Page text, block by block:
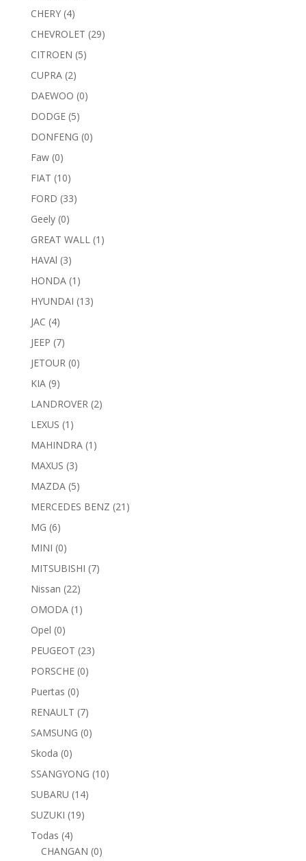
CHERY (4)
CHEVROLET (29)
CITROEN (5)
CUPRA (2)
DAEWOO (0)
DODGE (5)
DONFENG (0)
Faw (0)
FIAT (10)
FORD (33)
Geely (0)
GREAT WALL (1)
HAVAl (3)
HONDA (1)
HYUNDAI (13)
JAC (4)
JEEP (7)
JETOUR (0)
KIA (9)
LANDROVER (2)
LEXUS (1)
MAHINDRA (1)
MAXUS (3)
MAZDA (5)
MERCEDES BENZ (21)
MG (6)
MINI (0)
MITSUBISHI (7)
Nissan (22)
OMODA (1)
Opel (0)
PEUGEOT (23)
PORSCHE (0)
Puertas (0)
RENAULT (7)
SAMSUNG (0)
Skoda (0)
SSANGYONG (10)
SUBARU (14)
SUZUKI (19)
Todas (4)
CHANGAN (0)